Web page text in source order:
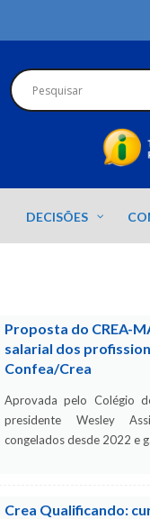
DECISÕES
Proposta do CREA-
salarial dos
Confea/Crea
Aprovada pelo Colégio
presidente Wesley
congelados desde 2022 e
Crea Qualificando: